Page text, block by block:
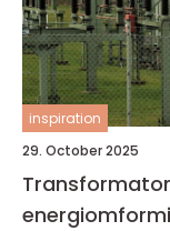
inspiration
29. October 2025